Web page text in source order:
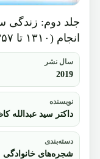
جلد دوم: زندگی
انجام (۱۳۱۰ تا ۱۳۵۷ ش)
سال نشر
2019
نویسنده
داکتر سید عبدالله
دسته‌بندی
شجره‌های خانوادگی